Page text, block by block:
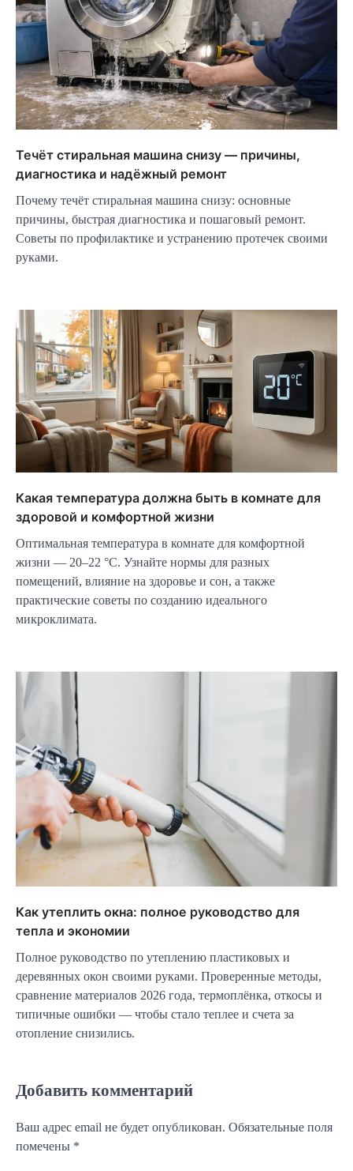
Течёт стиральная машина снизу — причины,
диагностика и надёжный ремонт
Почему течёт стиральная машина снизу: основные
причины, быстрая диагностика и пошаговый ремонт.
Советы по профилактике и устранению протечек своими
руками.
Какая температура должна быть в комнате для
здоровой и комфортной жизни
Оптимальная температура в комнате для комфортной
жизни — 20–22 °C. Узнайте нормы для разных
помещений, влияние на здоровье и сон, а также
практические советы по созданию идеального
микроклимата.
Как утеплить окна: полное руководство для
тепла и экономии
Полное руководство по утеплению пластиковых и
деревянных окон своими руками. Проверенные методы,
сравнение материалов 2026 года, термоплёнка, откосы и
типичные ошибки — чтобы стало теплее и счета за
отопление снизились.
Добавить комментарий
Ваш адрес email не будет опубликован. Обязательные поля
помечены *